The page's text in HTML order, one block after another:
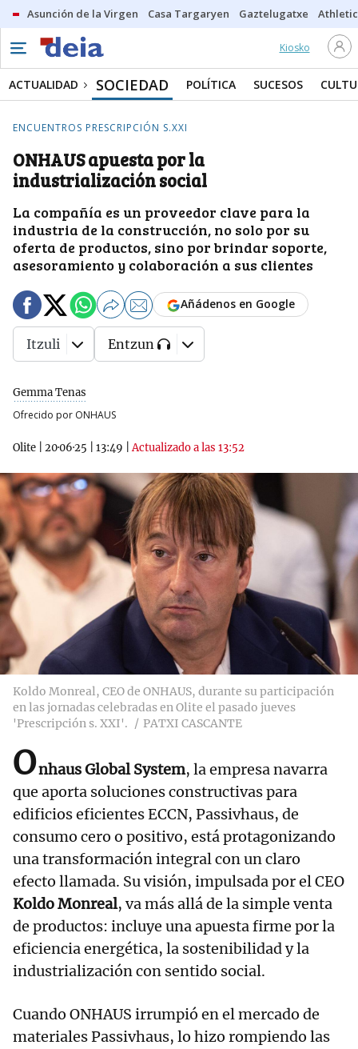
Asunción de la Virgen Casa Targaryen Gaztelugatxe Athletic
Kiosko
ACTUALIDAD SOCIEDAD POLÍTICA SUCESOS
ENCUENTROS PRESCRIPCIÓN S.XXI
ONHAUS apuesta por la
industrialización social
La compañía es un proveedor clave para la
industria de la construcción, no solo por su
oferta de productos, sino por brindar soporte,
asesoramiento y colaboración a sus clientes
Gemma Tenas
Ofrecido por ONHAUS
Olite 20·06·25 13:49 |Actualizado a las 13:52
Añádenos en Google
Itzuli Entzun
Koldo Monreal, CEO de ONHAUS, durante su participación
en las jornadas celebradas en Olite el pasado jueves
'Prescripción s. XXI'.
PATXI CASCANTE
Onhaus Global System, la empresa navarra
que aporta soluciones constructivas para
edificios eficientes ECCN, Passivhaus, de
consumo cero o positivo, está protagonizando
una transformación integral con un claro
efecto llamada. Su visión, impulsada por el CEO
Koldo Monreal, va más allá de la simple venta
de productos: incluye una apuesta firme por la
eficiencia energética, la sostenibilidad y la
industrialización con sentido social.
Cuando ONHAUS irrumpió en el mercado de
materiales Passivhaus, lo hizo rompiendo las